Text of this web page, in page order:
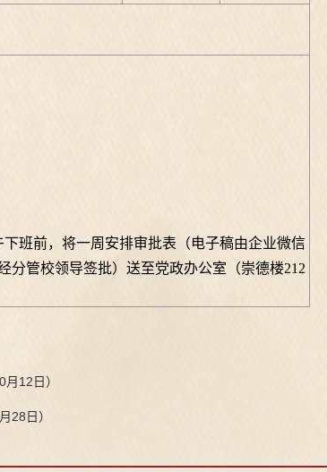
下班前，将一周安排审批表（电子稿由企业微信
分管校领导签批）送至党政办公室（崇德楼212
月12日）
月28日）